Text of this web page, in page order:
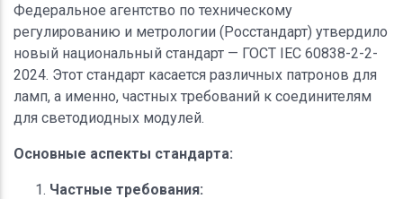
Федеральное агентство по техническому
регулированию и метрологии (Росстандарт) утвердило
новый национальный стандарт — ГОСТ IEC 60838-2-2-
2024. Этот стандарт касается различных патронов для
ламп, а именно, частных требований к соединителям
для светодиодных модулей.
Основные аспекты стандарта:
Частные требования: